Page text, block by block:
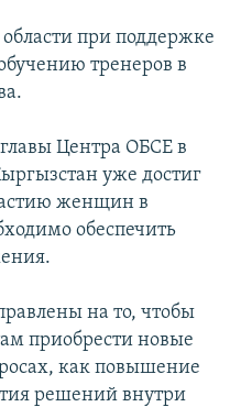
при поддержке
тренеров в
Центра ОБСЕ в
уже достиг
женщин в
обеспечить
на то, чтобы
приобрести новые
как повышение
решений внутри